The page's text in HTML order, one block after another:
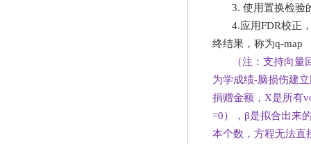
3. 使用置换检验
4.应用FDR校正
终结果，称为q-map
（注：支持向
为学成绩-脑损伤建
捐赠金额， X是所有
=0），β是拟合出来
本个数，方程无法直